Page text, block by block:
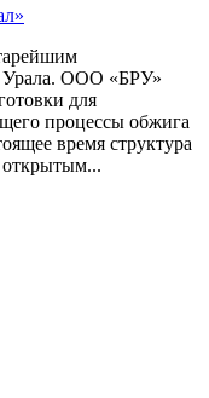
Урала. ООО «БРУ»
для
процессы обжига
время структура
открытым...